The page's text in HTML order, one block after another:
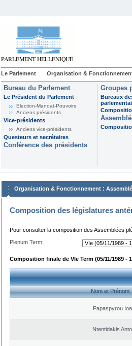
Le Parlement Organisation &
Bureau du Parlement
Le Président du Parlement
Election-Mandat-Pouvoirs
Anciens présidents
Vice-présidents
Anciens vice-présidents
Questeurs et secrétaires
Conférence des présidents
Groupes
Bureaux
Organisation & Fonctionnement :
Composition des législatures
Pour consulter la composition des Assemblées
Plenum Term:
Composition finale de VIe Term (05/11/1989 -
Nom et Prénom
Papaspyrou
Ntentidakis